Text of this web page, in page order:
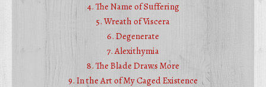
4. The Name of Suffering
5. Wreath of Viscera
6. Degenerate
7. Alexithymia
8. The Blade Draws More
9. In the Art of My Caged Existence